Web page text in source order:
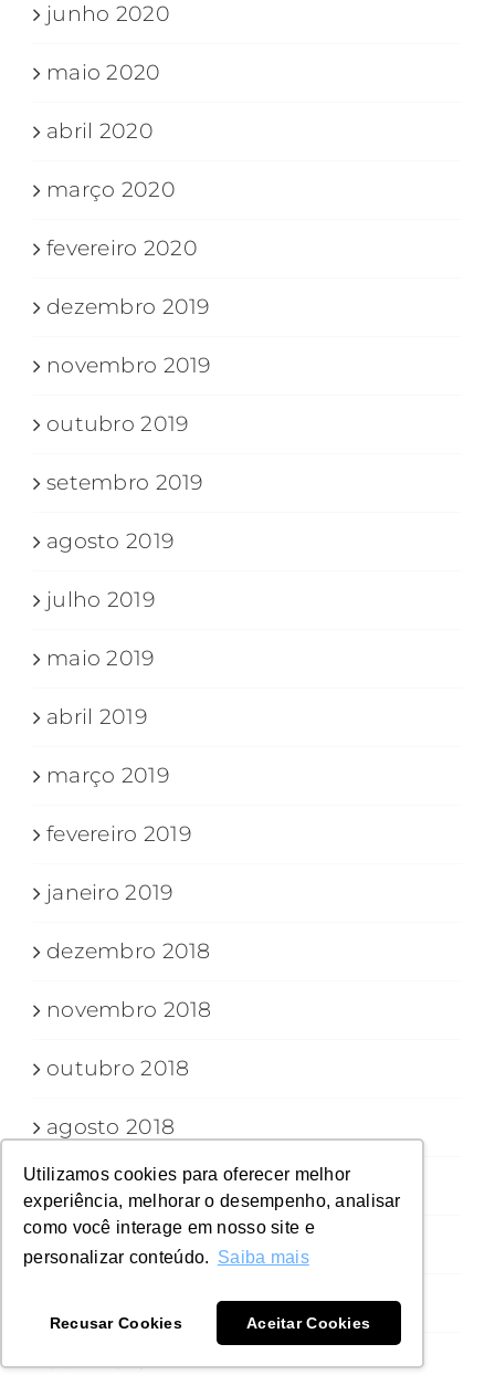
Utilizamos cookies para oferecer melhor
experiência, melhorar o desempenho, analisar
como você interage em nosso site e
personalizar conteúdo. Saiba mais
Recusar Cookies Aceitar Cookies
junho 2020
maio 2020
abril 2020
março 2020
fevereiro 2020
dezembro 2019
novembro 2019
outubro 2019
setembro 2019
agosto 2019
julho 2019
maio 2019
abril 2019
março 2019
fevereiro 2019
janeiro 2019
dezembro 2018
novembro 2018
outubro 2018
agosto 2018
julho 2018
junho 2018
abril 2018